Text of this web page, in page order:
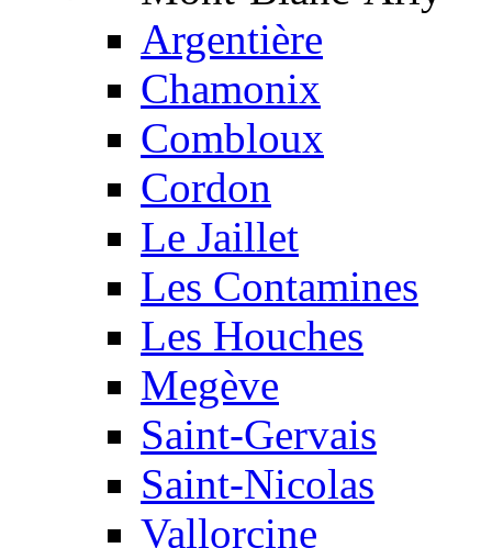
Argentière
Chamonix
Combloux
Cordon
Le Jaillet
Les Contamines
Les Houches
Megève
Saint-Gervais
Saint-Nicolas
Vallorcine